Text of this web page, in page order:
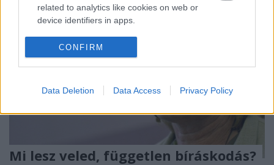
related to analytics like cookies on web or
device identifiers in apps.
I want to allow Google to enable storage
related to functionality of the website or app.
related to personalization.
I want to allow Google to enable storage
related to security, including authentication
functionality and fraud prevention, and other
user protection.
CONFIRM
Data Deletion Data Access Privacy Policy
Mi lesz veled, független bíráskodás?